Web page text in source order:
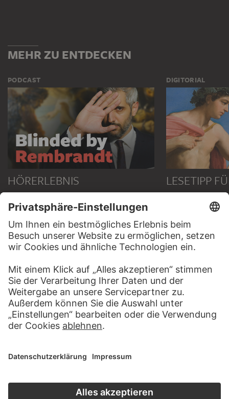
MEHR ZU ENTDECKEN
PODCAST
HÖRERLEBNIS
ZUM PODCAST
DIGITORIAL
LESETIPP
ZUM
KONTAKT
Haben Sie Anregungen, Fragen oder Informationen zu
diesem Werk?
SCHREIBEN SIE UNS